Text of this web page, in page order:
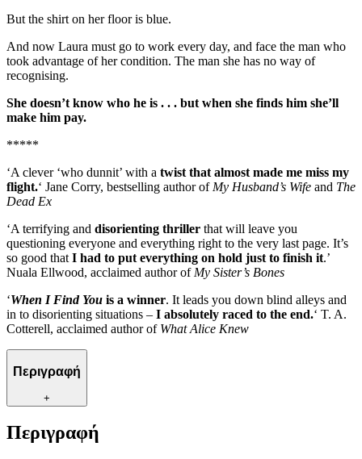
But the shirt on her floor is blue.
And now Laura must go to work every day, and face the man who
took advantage of her condition. The man she has no way of
recognising.
She doesn’t know who he is . . . but when she finds him she’ll
make him pay.
*****
‘A clever ‘who dunnit’ with a twist that almost made me miss my
flight.‘ Jane Corry, bestselling author of My Husband’s Wife and The
Dead Ex
‘A terrifying and disorienting thriller that will leave you
questioning everyone and everything right to the very last page. It’s
so good that I had to put everything on hold just to finish it.’
Nuala Ellwood, acclaimed author of My Sister’s Bones
‘When I Find You is a winner. It leads you down blind alleys and
in to disorienting situations – I absolutely raced to the end.‘ T. A.
Cotterell, acclaimed author of What Alice Knew
Περιγραφή
+
Περιγραφή